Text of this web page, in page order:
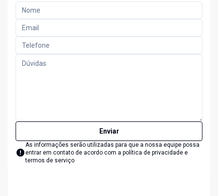
Enviar
As informações serão utilizadas para que a nossa equipe possa
entrar em contato de acordo com a política de privacidade e
termos de serviço